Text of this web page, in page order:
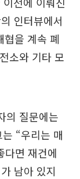
인터뷰에서
협을 계속 폐
소와 기타 모
의 질문에는
“우리는 매
다면 재건에
남아 있지